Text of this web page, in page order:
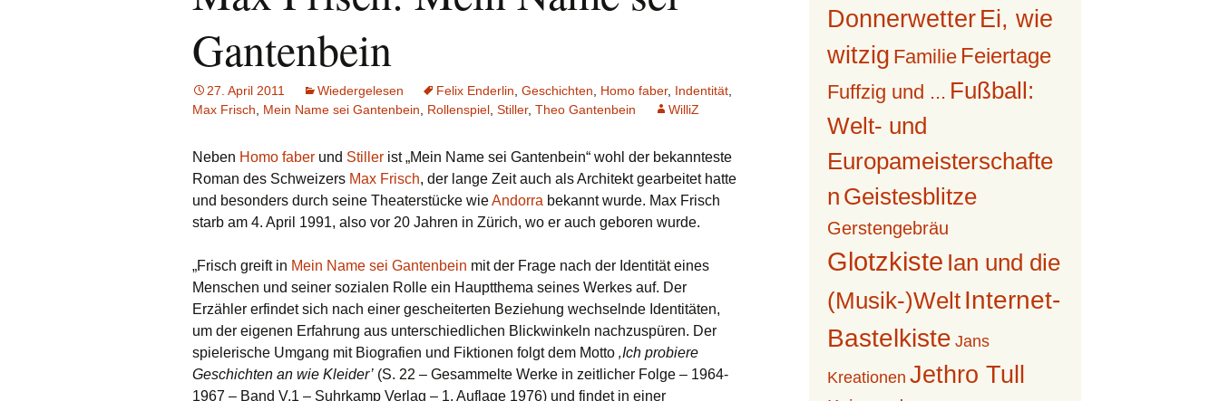
Gantenbein
27. April 2011 Wiedergelesen Felix Enderlin Geschichten Homo faber, Indentität
Max Frisch
Mein Name sei Gantenbein Rollenspiel Stiller, Theo Gantenbein WilliZ
Neben Homo faber und Stiller ist „Mein Name sei Gantenbein“ wohl der bekannteste
Roman des Schweizers Max Frisch, der lange Zeit auch als Architekt gearbeitet hatte
und besonders durch seine Theaterstücke wieAndorra bekannt wurde. Max Frisch
starb am 4. April 1991, also vor 20 Jahren in Zürich, wo er auch geboren wurde.
„Frisch greift in Mein Name sei Gantenbein mit der Frage nach der Identität eines
Menschen und seiner sozialen Rolle ein Hauptthema seines Werkes auf. Der
Erzähler erfindet sich nach einer gescheiterten Beziehung wechselnde Identitäten,
um der eigenen Erfahrung aus unterschiedlichen Blickwinkeln nachzuspüren. Der
spielerische Umgang mit Biografien und Fiktionen folgt dem Motto ‚Ich probiere
Geschichten an wie Kleider’ (S. 22 – Gesammelte Werke in zeitlicher Folge – 1964-
1967 – Band V.1 – Suhrkamp Verlag – 1. Auflage 1976) und findet in einer
Donnerwetter Ei, wie
witzig Familie Feiertage
Fuffzig und ... Fußball:
Welt- und
Europameisterschafte
n Geistesblitze
Gerstengebräu
Glotzkiste Ian und die
(Musik-)Welt Internet-
Bastelkiste Jans
Kreationen Jethro Tull